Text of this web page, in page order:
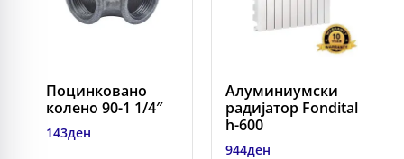
Поцинковано
колено 90-1 1/4″
143ден
Алуминиумски
радиjатор Fondital
h-600
944ден